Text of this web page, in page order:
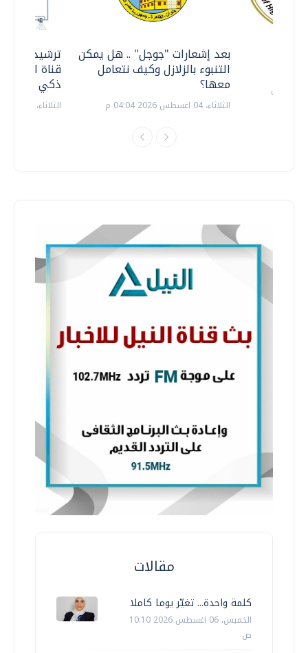
ترشيدا
قناة
ذكي
الثلاثاء، 14 يوليو 2026 06:11 م
بعد إشعارات "جوجل" .. هل يمكن
التنبوء بالزلازل وكيف نتعامل
معها؟
الثلاثاء، 04 اغسطس 2026 04:04 م
مقالات
كلمة واحدة... تغيّر يوما كاملا
الخميس، 06 اغسطس 2026 10:10
ص